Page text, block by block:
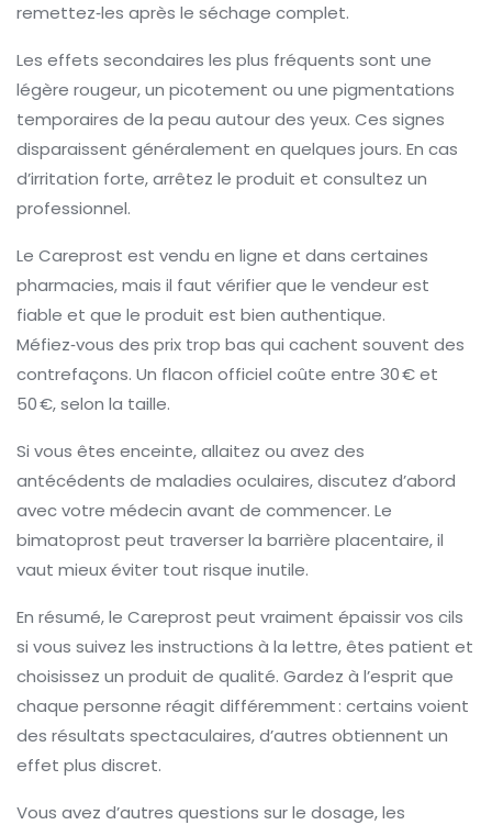
remettez‑les après le séchage complet.
Les effets secondaires les plus fréquents sont une
légère rougeur, un picotement ou une pigmentations
temporaires de la peau autour des yeux. Ces signes
disparaissent généralement en quelques jours. En cas
d’irritation forte, arrêtez le produit et consultez un
professionnel.
Le Careprost est vendu en ligne et dans certaines
pharmacies, mais il faut vérifier que le vendeur est
fiable et que le produit est bien authentique.
Méfiez‑vous des prix trop bas qui cachent souvent des
contrefaçons. Un flacon officiel coûte entre 30 € et
50 €, selon la taille.
Si vous êtes enceinte, allaitez ou avez des
antécédents de maladies oculaires, discutez d’abord
avec votre médecin avant de commencer. Le
bimatoprost peut traverser la barrière placentaire, il
vaut mieux éviter tout risque inutile.
En résumé, le Careprost peut vraiment épaissir vos cils
si vous suivez les instructions à la lettre, êtes patient et
choisissez un produit de qualité. Gardez à l’esprit que
chaque personne réagit différemment : certains voient
des résultats spectaculaires, d’autres obtiennent un
effet plus discret.
Vous avez d’autres questions sur le dosage, les